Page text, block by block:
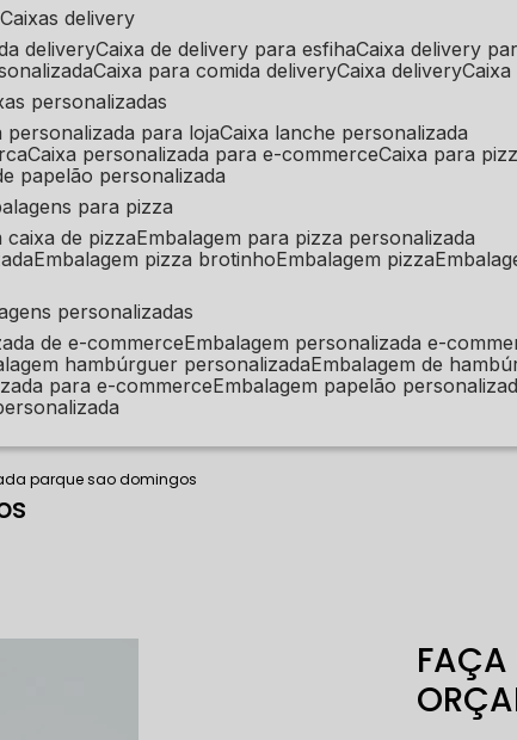
caixas delivery
delivery caixa de delivery para esfiha caixa delivery
caixa para comida delivery caixa delivery
personalizadas
personalizada para loja caixa lanche personalizada
caixa personalizada para e-commerce caixa para
papelão personalizada
para pizza
caixa de pizza embalagem para pizza personalizada
embalagem pizza brotinho embalagem pizza
personalizadas
de e-commerce
embalagem personalizada e-
hambúrguer personalizada embalagem de
para e-commerce
embalagem papelão
parque sao domingos
FAÇA